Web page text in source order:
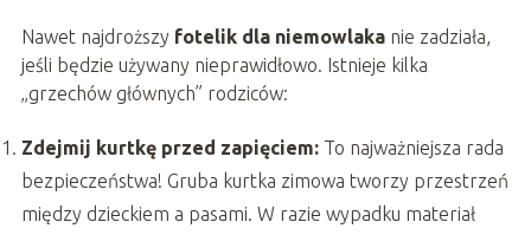
Nawet najdroższy fotelik dla niemowlakanie zadziała,
jeśli będzie używany nieprawidłowo. Istnieje kilka
„grzechów głównych” rodziców:
Zdejmij kurtkę przed zapięciem:To najważniejsza rada
bezpieczeństwa! Gruba kurtka zimowa tworzy przestrzeń
między dzieckiem a pasami. W razie wypadku materiał